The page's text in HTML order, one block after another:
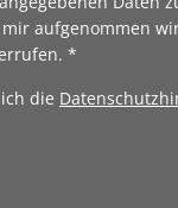
aufgenommen
*
die